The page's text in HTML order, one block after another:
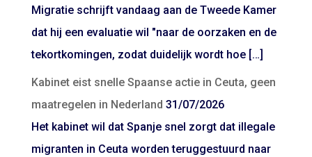
Migratie schrijft vandaag aan de Tweede Kamer
dat hij een evaluatie wil "naar de oorzaken en de
tekortkomingen, zodat duidelijk wordt hoe […]
Kabinet eist snelle Spaanse actie in Ceuta, geen
maatregelen in Nederland 31/07/2026
Het kabinet wil dat Spanje snel zorgt dat illegale
migranten in Ceuta worden teruggestuurd naar